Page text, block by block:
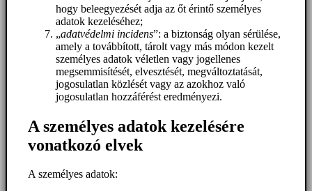
hogy beleegyezését adja az őt érintő személyes
adatok kezeléséhez;
„adatvédelmi incidens”: a biztonság olyan sérülése,
amely a továbbított, tárolt vagy más módon kezelt
személyes adatok véletlen vagy jogellenes
megsemmisítését, elvesztését, megváltoztatását,
jogosulatlan közlését vagy az azokhoz való
jogosulatlan hozzáférést eredményezi.
A személyes adatok kezelésére
vonatkozó elvek
A személyes adatok: